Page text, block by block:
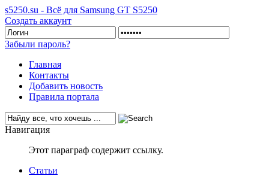
s5250.su - Всё для Samsung GT S5250
Создать аккаунт
Забыли пароль?
Главная
Контакты
Добавить новость
Правила портала
Навигация
Этот параграф содержит ссылку.
Статьи